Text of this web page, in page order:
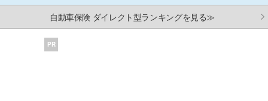
自動車保険 ダイレクト型ランキングを見る≫
PR